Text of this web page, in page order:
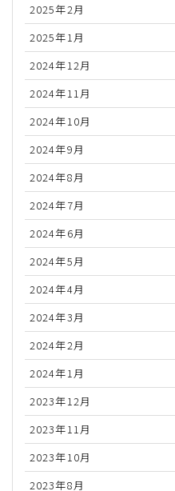
2025年2月
2025年1月
2024年12月
2024年11月
2024年10月
2024年9月
2024年8月
2024年7月
2024年6月
2024年5月
2024年4月
2024年3月
2024年2月
2024年1月
2023年12月
2023年11月
2023年10月
2023年8月